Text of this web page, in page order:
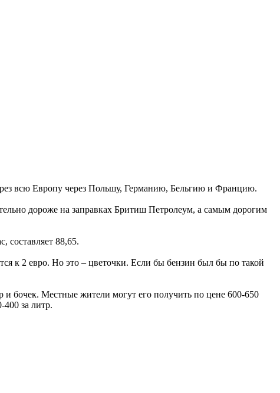
всю Европу через Польшу, Германию, Бельгию и Францию.
дороже на заправках Бритиш Петролеум, а самым дорогим
составляет 88,65.
к 2 евро. Но это – цветочки. Если бы бензин был бы по такой
и бочек. Местные жители могут его получить по цене 600-650
за литр.